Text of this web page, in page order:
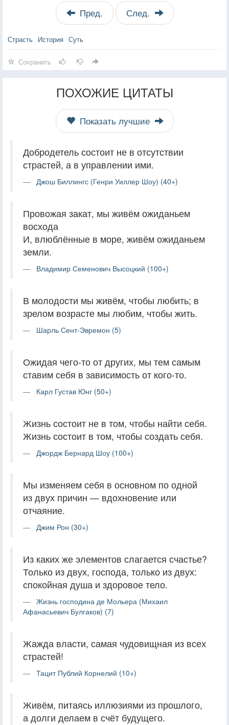
Пред. След.
Страсть История Суть
Сохранить
ПОХОЖИЕ ЦИТАТЫ
Показать лучшие
Добродетель состоит не в отсутствии
страстей, а в управлении ими.
Джош Биллингс (Генри Уиллер Шоу) (40+)
Провожая закат, мы живём ожиданьем
восхода
И, влюблённые в море, живём ожиданьем
земли.
Владимир Семенович Высоцкий (100+)
В молодости мы живём, чтобы любить; в
зрелом возрасте мы любим, чтобы жить.
Шарль Сент-Эвремон (5)
Ожидая чего-то от других, мы тем самым
ставим себя в зависимость от кого-то.
Карл Густав Юнг (50+)
Жизнь состоит не в том, чтобы найти себя.
Жизнь состоит в том, чтобы создать себя.
Джордж Бернард Шоу (100+)
Мы изменяем себя в основном по одной
из двух причин — вдохновение или
отчаяние.
Джим Рон (30+)
Из каких же элементов слагается счастье?
Только из двух, господа, только из двух:
спокойная душа и здоровое тело.
Жизнь господина де Мольера (Михаил
Афанасьевич Булгаков) (7)
Жажда власти, самая чудовищная из всех
страстей!
Тацит Публий Корнелий (10+)
Живём, питаясь иллюзиями из прошлого,
а долги делаем в счёт будущего.